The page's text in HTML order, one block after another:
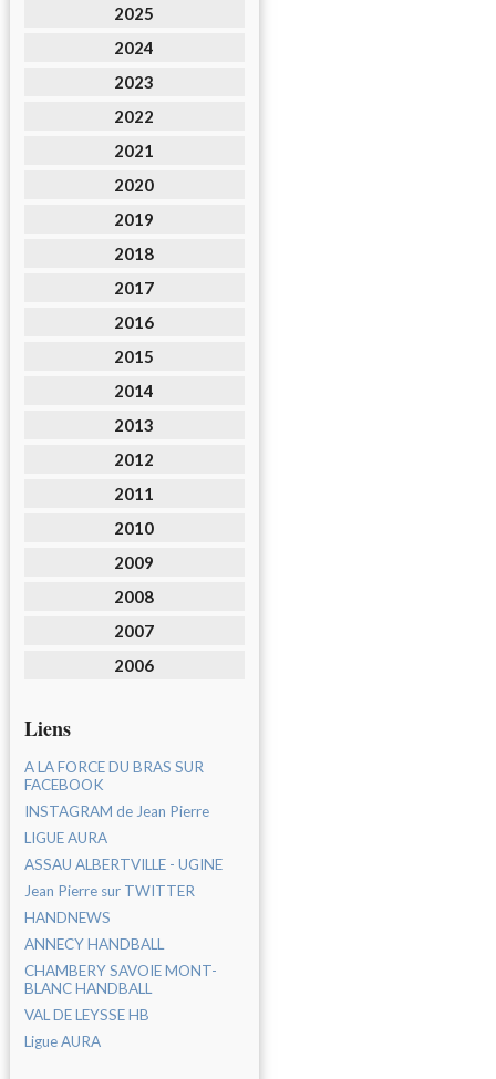
2025
2024
2023
2022
2021
2020
2019
2018
2017
2016
2015
2014
2013
2012
2011
2010
2009
2008
2007
2006
Liens
A LA FORCE DU BRAS SUR
FACEBOOK
INSTAGRAM de Jean Pierre
LIGUE AURA
ASSAU ALBERTVILLE - UGINE
Jean Pierre sur TWITTER
HANDNEWS
ANNECY HANDBALL
CHAMBERY SAVOIE MONT-
BLANC HANDBALL
VAL DE LEYSSE HB
Ligue AURA